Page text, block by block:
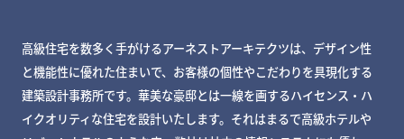
高級住宅を数多く手がけるアーネストアーキテクツは、デザイン性
と機能性に優れた住まいで、お客様の個性やこだわりを具現化する
建築設計事務所です。華美な豪邸とは一線を画するハイセンス・ハ
イクオリティな住宅を設計いたします。それはまるで高級ホテルや